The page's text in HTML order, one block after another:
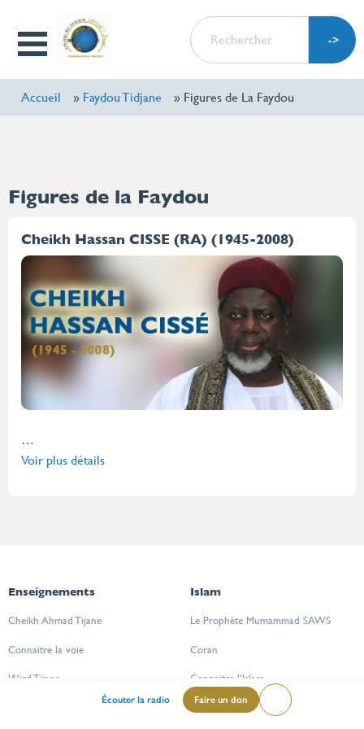
contenu
Open
Menu
RECHERCHER
Accueil Faydou Tidjane Figures de La Faydou
Figures de la Faydou
Cheikh Hassan CISSE (RA) (1945-2008)
…
Voir plus détails
Écouter la radio Faire un don Lire
Enseignements
Cheikh Ahmad Tijane
Connaitre la voie
Wird Tijane
Islam
Le Prophète Mumammad SAWS
Coran
Connaitre l’Islam
Invocations